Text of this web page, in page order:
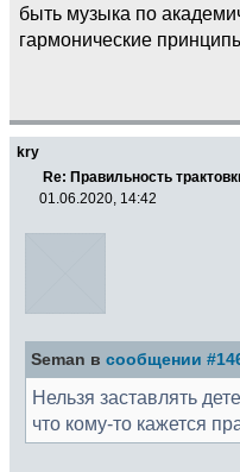
быть музыка по
гармонические
kry
Re: Правильность
01.06.2020, 14:42
Seman в сообщении
Нельзя заставлять
что кому-то кажется